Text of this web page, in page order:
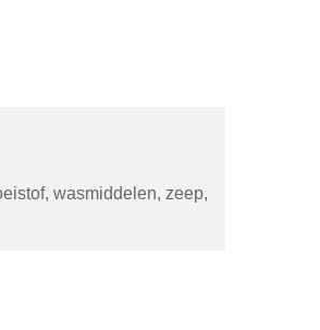
wasmiddelen, zeep,